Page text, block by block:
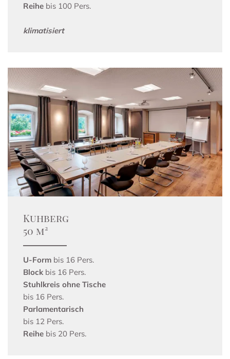
Reihe bis 100 Pers.
klimatisiert
Kuhberg
50 m²
U-Form bis 16 Pers.
Block bis 16 Pers.
Stuhlkreis ohne Tische
bis 16 Pers.
Parlamentarisch
bis 12 Pers.
Reihe bis 20 Pers.